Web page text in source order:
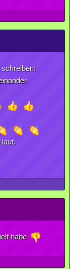
laut.
habe